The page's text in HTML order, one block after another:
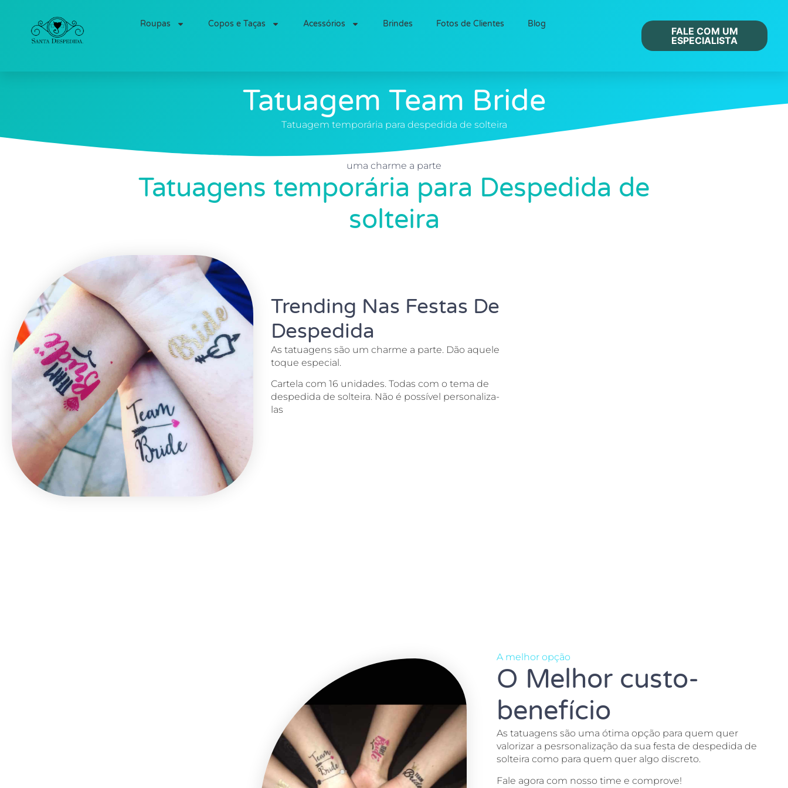
Roupas Copos e Taças Acessórios Brindes Fotos de Clientes Blog
FALE COM UM
ESPECIALISTA
Tatuagem Team Bride
Tatuagem temporária para despedida de solteira
uma charme a parte
Tatuagens temporária para Despedida de
solteira
Trending Nas Festas De
Despedida
As tatuagens são um charme a parte. Dão aquele
toque especial.
Cartela com 16 unidades. Todas com o tema de
despedida de solteira. Não é possível personaliza-
las
A melhor opção
O Melhor custo-
benefício
As tatuagens são uma ótima opção para quem quer
valorizar a pesrsonalização da sua festa de despedida de
solteira como para quem quer algo discreto.
Fale agora com nosso time e comprove!